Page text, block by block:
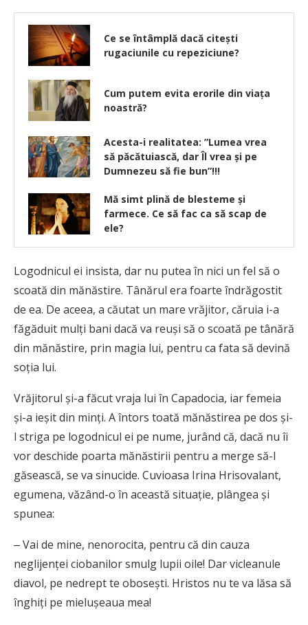
Ce se întâmplă dacă citești
rugaciunile cu repeziciune?
Cum putem evita erorile din viața
noastră?
Acesta-i realitatea: ”Lumea vrea
să păcătuiască, dar Îl vrea şi pe
Dumnezeu să fie bun”!!!
Mă simt plină de blesteme şi
farmece. Ce să fac ca să scap de
ele?
Logodnicul ei insista, dar nu putea în nici un fel să o
scoată din mănăstire. Tânărul era foarte îndrăgostit
de ea. De aceea, a căutat un mare vrăjitor, căruia i-a
făgăduit mulți bani dacă va reuși să o scoată pe tânără
din mănăstire, prin magia lui, pentru ca fata să devină
soția lui.
Vrăjitorul și-a făcut vraja lui în Capadocia, iar femeia
și-a ieșit din minți. A întors toată mănăstirea pe dos și-
l striga pe logodnicul ei pe nume, jurând că, dacă nu îi
vor deschide poarta mănăstirii pentru a merge să-l
găsească, se va sinucide. Cuvioasa Irina Hrisovalant,
egumena, văzând-o în această situație, plângea și
spunea:
‒ Vai de mine, nenorocita, pentru că din cauza
neglijenței ciobanilor smulg lupii oile! Dar vicleanule
diavol, pe nedrept te obosești. Hristos nu te va lăsa să
înghiți pe mielușeaua mea!